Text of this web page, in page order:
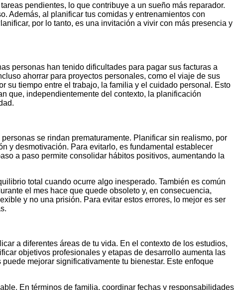
pendientes, lo que contribuye a un sueño más reparador.
Además, al planificar tus comidas y entrenamientos con
por lo tanto, es una invitación a vivir con más presencia y
personas han tenido dificultades para pagar sus facturas a
ahorrar para proyectos personales, como el viaje de sus
su tiempo entre el trabajo, la familia y el cuidado personal. Esto
que, independientemente del contexto, la planificación
se rindan prematuramente. Planificar sin realismo, por
y desmotivación. Para evitarlo, es fundamental establecer
a paso permite consolidar hábitos positivos, aumentando la
total cuando ocurre algo inesperado. También es común
el mes hace que quede obsoleto y, en consecuencia,
y no una prisión. Para evitar estos errores, lo mejor es ser
a diferentes áreas de tu vida. En el contexto de los estudios,
objetivos profesionales y etapas de desarrollo aumenta las
mejorar significativamente tu bienestar. Este enfoque
En términos de familia, coordinar fechas y responsabilidades